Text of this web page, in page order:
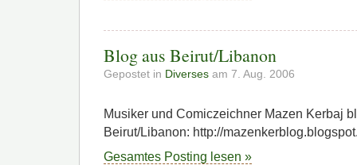
Blog aus Beirut/Libanon
Gepostet in Diverses am 7. Aug. 2006
Musiker und Comiczeichner Mazen Kerbaj
Beirut/Libanon: http://
Gesamtes Posting lesen »